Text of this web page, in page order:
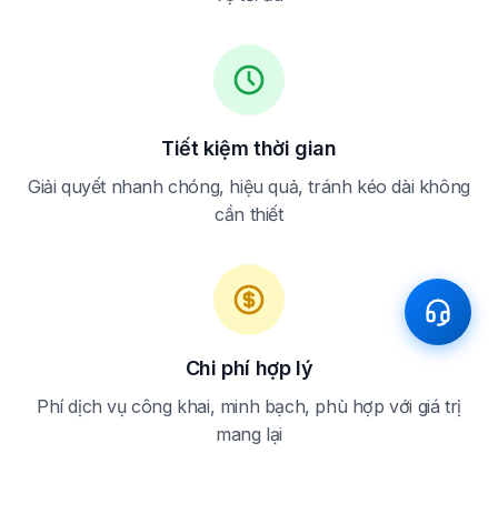
Tiết kiệm thời gian
Giải quyết nhanh chóng, hiệu quả, tránh kéo dài không
cần thiết
Chi phí hợp lý
Phí dịch vụ công khai, minh bạch, phù hợp với giá trị
mang lại